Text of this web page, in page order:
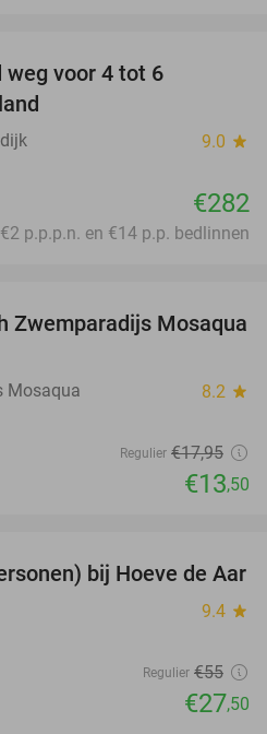
voor 4 tot 6
9.0 star
€282
p.p.p.n. en €14 p.p. bedlinnen
25%
Zwemparadijs Mosaqua
Mosaqua 8.2 star
Regulier €17,95
€13,50
50%
bij Hoeve de Aar
9.4 star
Regulier €55
€27,50